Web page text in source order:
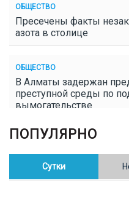
ОБЩЕСТВО
Пресечены факты
азота в столице
ОБЩЕСТВО
В Алматы задержан
преступной среды по
вымогательстве
ОБЩЕСТВО
Полицейские пресекли
конопли в Таразе
ПОПУЛЯРНО
Сутки